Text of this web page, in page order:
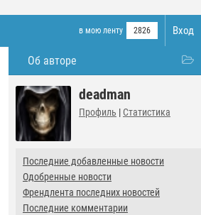
Вход
в мою ленту 2826
Об авторе
deadman
Профиль | Статистика
Последние добавленные новости
Одобренные новости
Френдлента последних новостей
Последние комментарии